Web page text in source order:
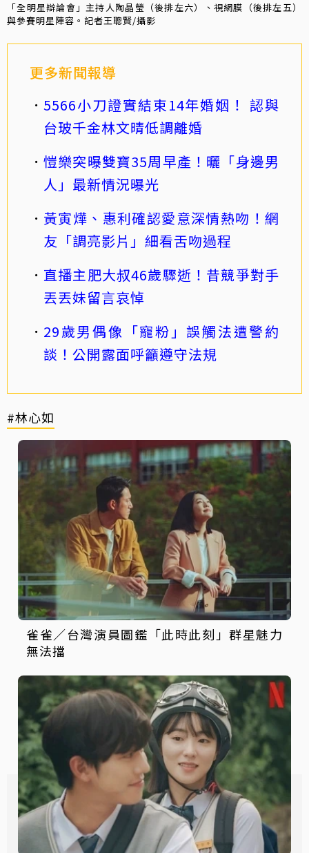
「全明星辯論會」主持人陶晶瑩（後排左六）、視網膜（後排左五）
與參賽明星陣容。記者王聰賢/攝影
更多新聞報導
5566小刀證實結束14年婚姻！ 認與
台玻千金林文晴低調離婚
愷樂突曝雙寶35周早產！曬「身邊男
人」最新情況曝光
黃寅燁、惠利確認愛意深情熱吻！網
友「調亮影片」細看舌吻過程
直播主肥大叔46歲驟逝！昔競爭對手
丟丟妹留言哀悼
29歲男偶像「寵粉」誤觸法遭警約
談！公開露面呼籲遵守法規
#林心如
雀雀／台灣演員圖鑑「此時此刻」群星魅力
無法擋